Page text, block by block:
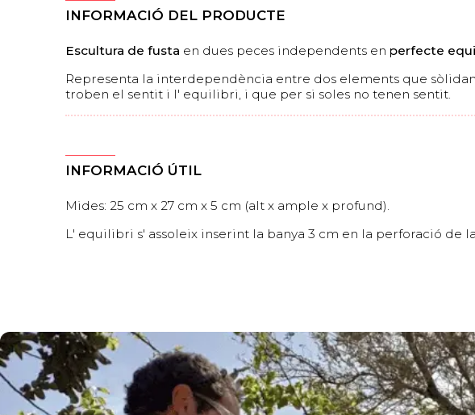
INFORMACIÓ DEL PRODUCTE
Escultura de fusta en dues peces independents en perfecte
Representa la interdependència entre dos elements que
troben el sentit i l' equilibri, i que per si soles no tenen sentit.
INFORMACIÓ ÚTIL
Mides: 25 cm x 27 cm x 5 cm (alt x ample x profund).
L' equilibri s' assoleix inserint la banya 3 cm en la perforació de